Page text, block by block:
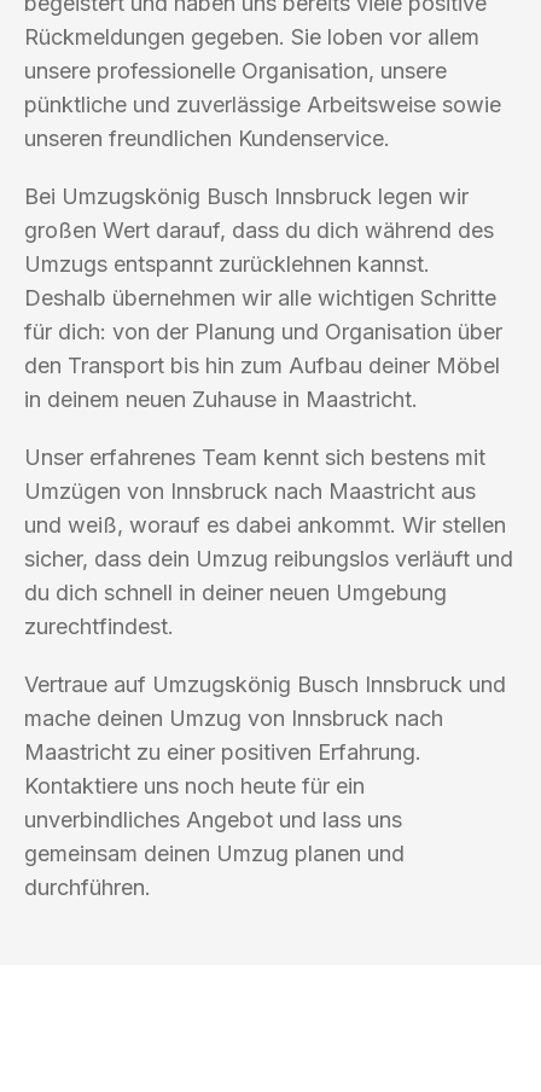
Rückmeldungen gegeben. Sie loben vor allem
unsere professionelle Organisation, unsere
pünktliche und zuverlässige Arbeitsweise sowie
unseren freundlichen Kundenservice.
Bei Umzugskönig Busch Innsbruck legen wir
großen Wert darauf, dass du dich während des
Umzugs entspannt zurücklehnen kannst.
Deshalb übernehmen wir alle wichtigen Schritte
für dich: von der Planung und Organisation über
den Transport bis hin zum Aufbau deiner Möbel
in deinem neuen Zuhause in Maastricht.
Unser erfahrenes Team kennt sich bestens mit
Umzügen von Innsbruck nach Maastricht aus
und weiß, worauf es dabei ankommt. Wir stellen
sicher, dass dein Umzug reibungslos verläuft und
du dich schnell in deiner neuen Umgebung
zurechtfindest.
Vertraue auf Umzugskönig Busch Innsbruck und
mache deinen Umzug von Innsbruck nach
Maastricht zu einer positiven Erfahrung.
Kontaktiere uns noch heute für ein
unverbindliches Angebot und lass uns
gemeinsam deinen Umzug planen und
durchführen.